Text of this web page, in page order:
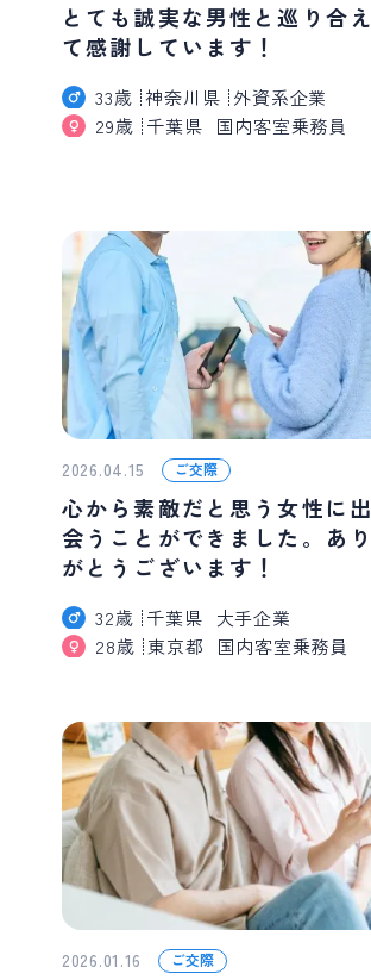
とても誠実な男性と巡り合え
て感謝しています！
33歳 神奈川県 外資系企業
29歳 千葉県 国内客室乗務員
2026.04.15 ご交際
心から素敵だと思う女性に出
会うことができました。あり
がとうございます！
32歳 千葉県
大手企業
28歳 東京都 国内客室乗務員
2026.01.16 ご交際